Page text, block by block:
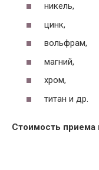
никель,
цинк,
вольфрам,
магний,
хром,
титан и др.
Стоимость приема